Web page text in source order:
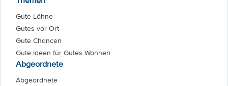
Gute Löhne
Gutes vor Ort
Gute Chancen
Gute Ideen für Gutes Wohnen
Abgeordnete
Abgeordnete